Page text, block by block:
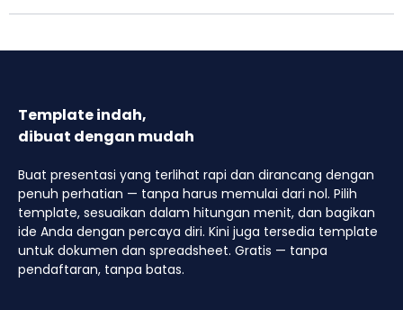
Template indah,
dibuat dengan mudah
Buat presentasi yang terlihat rapi dan dirancang dengan
penuh perhatian — tanpa harus memulai dari nol. Pilih
template, sesuaikan dalam hitungan menit, dan bagikan
ide Anda dengan percaya diri. Kini juga tersedia template
untuk dokumen dan spreadsheet. Gratis — tanpa
pendaftaran, tanpa batas.